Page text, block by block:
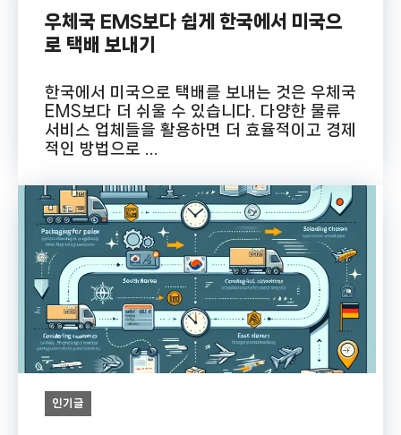
우체국 EMS보다 쉽게 한국에서 미국으
로 택배 보내기
한국에서 미국으로 택배를 보내는 것은 우체국
EMS보다 더 쉬울 수 있습니다. 다양한 물류
서비스 업체들을 활용하면 더 효율적이고 경제
적인 방법으로 ...
인기글